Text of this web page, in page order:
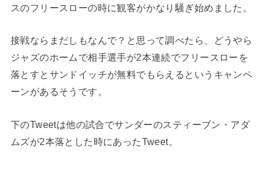
スのフリースローの時に観客がかなり騒ぎ始めました。
接戦ならまだしもなんで？と思って調べたら、どうやら
ジャズのホームで相手選手が2本連続でフリースローを
落とすとサンドイッチが無料でもらえるというキャンペ
ーンがあるそうです。
下のTweetは他の試合でサンダーのスティーブン・アダ
ムズが2本落とした時にあったTweet。